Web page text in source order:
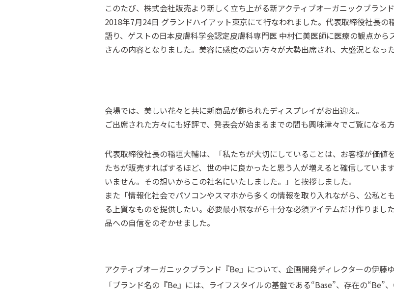
このたび、株式会社販売より新しく立ち上がる新アクティブオーガニックブラン
2018年7月24日 グランドハイアット東京にて行なわれました。代表取締役社長
語り、ゲストの日本皮膚科学会認定皮膚科専門医 中村仁美医師に医療の観点から
さんの内容となりました。美容に感度の高い方々が大勢出席され、大盛況となっ
会場では、美しい花々と共に新商品が飾られたディスプレイがお出迎え。
ご出席された方々にも好評で、発表会が始まるまでの間も興味津々でご覧になる
代表取締役社長の稲垣大輔は、「私たちが大切にしていることは、お客様が価値
たちが販売すればするほど、世の中に良かったと思う人が増えると確信していま
いません。その想いからこの社名にいたしました。」と挨拶しました。
また「情報化社会でパソコンやスマホから多くの情報を取り入れながら、公私と
る上質なものを提供したい。必要最小限ながら十分な必須アイテムだけ作りまし
品への自信をのぞかせました。
アクティブオーガニックブランド『Be』について、企画開発ディレクターの伊藤
「ブランド名の『Be』には、ライフスタイルの基盤である“Base”、存在の